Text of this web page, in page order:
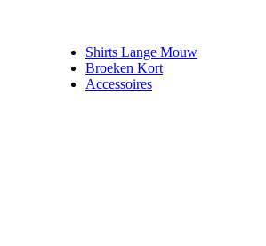
Shirts Lange Mouw
Broeken Kort
Accessoires